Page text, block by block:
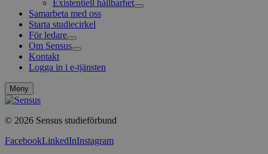
Existentiell hållbarhet
Agenda 2030
Samarbeta med oss
Starta studiecirkel
För ledare
Grundläggande cirkelledarutbildning
Utbildningar
Sensus e-tjänst
Om Sensus
Berättelser
Nyheter
Press
Kontakt
Logga in i e-tjänsten
Meny
© 2026 Sensus studieförbund
FacebookLinkedInInstagram